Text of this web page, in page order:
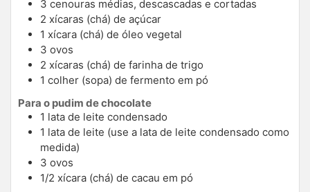
3 cenouras médias, descascadas e cortadas
2 xícaras (chá) de açúcar
1 xícara (chá) de óleo vegetal
3 ovos
2 xícaras (chá) de farinha de trigo
1 colher (sopa) de fermento em pó
Para o pudim de chocolate
1 lata de leite condensado
1 lata de leite (use a lata de leite condensado como
medida)
3 ovos
1/2 xícara (chá) de cacau em pó